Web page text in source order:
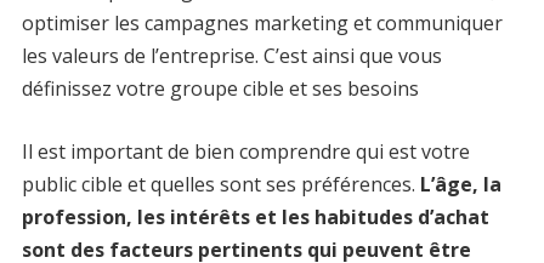
optimiser les campagnes marketing et communiquer
les valeurs de l’entreprise. C’est ainsi que vous
définissez votre groupe cible et ses besoins
Il est important de bien comprendre qui est votre
public cible et quelles sont ses préférences. L’âge, la
profession, les intérêts et les habitudes d’achat
sont des facteurs pertinents qui peuvent être